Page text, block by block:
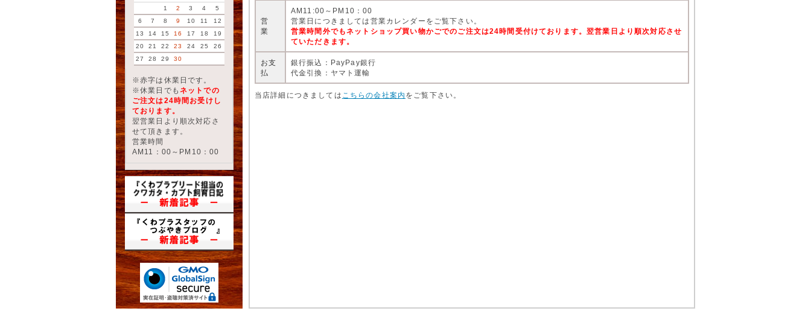
1
2 3 4
5
6
7 8 9 10 11
12
13
14 15 16 17 18
19
20
21 22 23 24 25
26
27
28 29 30
※赤字は休業日です。
※休業日でも ネットでの
ご注文は24時間お受けし
ております。
翌営業日より順次対応さ
せて頂きます。
営業時間
AM11：00～PM10：00
営
業
AM11:00～PM10：00
営業日につきましては営業カレンダーをご覧下さい。
営業時間外でもネットショップ買い物かごでのご注文は24時間受付けております。翌営業日より順次対応させ
ていただきます。
お支
払
銀行振込：PayPay銀行
代金引換：ヤマト運輸
当店詳細につきましては こちらの会社案内 をご覧下さい。